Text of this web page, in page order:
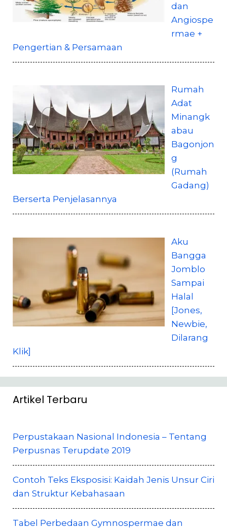
dan
Angiospe
rmae +
Pengertian & Persamaan
Rumah
Adat
Minangk
abau
Bagonjon
g
(Rumah
Gadang)
Berserta Penjelasannya
Aku
Bangga
Jomblo
Sampai
Halal
[Jones,
Newbie,
Dilarang
Klik]
Artikel Terbaru
Perpustakaan Nasional Indonesia – Tentang
Perpusnas Terupdate 2019
Contoh Teks Eksposisi: Kaidah Jenis Unsur Ciri
dan Struktur Kebahasaan
Tabel Perbedaan Gymnospermae dan